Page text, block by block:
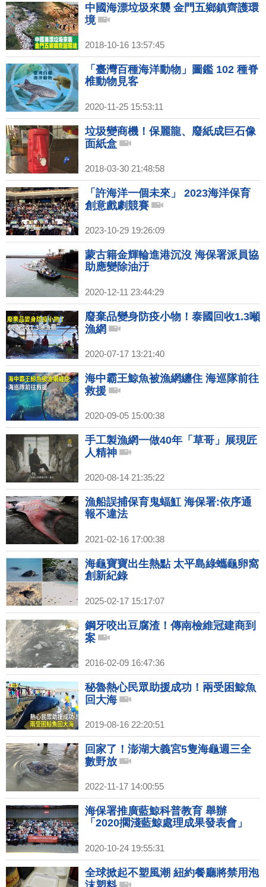
中國海漂垃圾來襲 金門五鄉鎮齊護環
境
2018-10-16 13:57:45
「臺灣百種海洋動物」圖鑑 102 種脊
椎動物見客
2020-11-25 15:53:11
垃圾變商機！保麗龍、廢紙成巨石像
面紙盒
2018-03-30 21:48:58
「許海洋一個未來」 2023海洋保育
創意戲劇競賽
2023-10-29 19:26:09
蒙古籍金輝輪進港沉沒 海保署派員協
助應變除油汙
2020-12-11 23:44:29
廢棄品變身防疫小物！泰國回收1.3噸
漁網
2020-07-17 13:21:40
海中霸王鯨魚被漁網纏住 海巡隊前往
救援
2020-09-05 15:00:38
手工製漁網一做40年「草哥」展現匠
人精神
2020-08-14 21:35:22
漁船誤捕保育鬼蝠魟 海保署:依序通
報不違法
2021-02-16 17:00:38
海龜寶寶出生熱點 太平島綠蠵龜卵窩
創新紀錄
2025-02-17 15:17:07
鋼牙咬出豆腐渣！傳南檢維冠建商到
案
2016-02-09 16:47:36
秘魯熱心民眾助援成功！兩受困鯨魚
回大海
2019-08-16 22:20:51
回家了！澎湖大義宮5隻海龜週三全
數野放
2022-11-17 14:00:55
海保署推廣藍鯨科普教育 舉辦
「2020擱淺藍鯨處理成果發表會」
2020-10-24 19:55:31
全球掀起不塑風潮 紐約餐廳將禁用泡